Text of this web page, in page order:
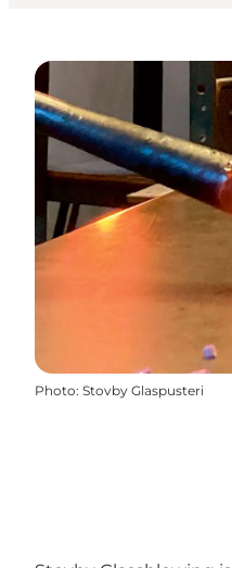
Photo: Stovby Glaspusteri